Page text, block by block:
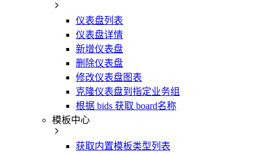
仪表盘列表
仪表盘详情
新增仪表盘
删除仪表盘
修改仪表盘图表
克隆仪表盘到指定业务组
根据 bids 获取 board名称
模板中心
获取内置模板类型列表